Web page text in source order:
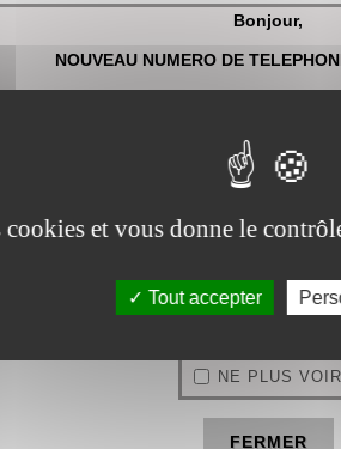
Bonjour,
NOUVEAU NUMERO DE
03 44 95 87 68
OLYMPE
NE PLUS VOIR
FERMER
Estrées-Saint-Denisainsi qu’à
vous soyez à Remy ou à Sacy-le-
une expérience complète de bien-être.
et Compiègne, où la demande en
proche de chez vous et dans un
rendez-vous rapidement. Notre
à Estrées-
et vous donne le
Tout accepter